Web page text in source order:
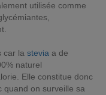
utilisée comme
car la stevia a de
naturel
Elle constitue donc
quand on surveille sa